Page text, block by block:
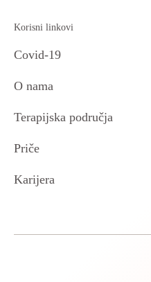
Korisni linkovi
Covid-19
O nama
Terapijska područja
Priče
Karijera